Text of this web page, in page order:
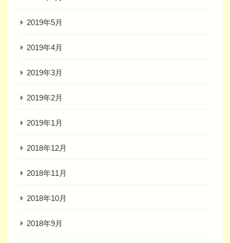
2019年5月
2019年4月
2019年3月
2019年2月
2019年1月
2018年12月
2018年11月
2018年10月
2018年9月